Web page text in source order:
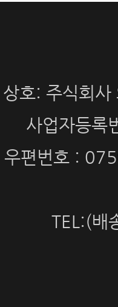
상호: 주식회
사업자등
우편번호 :
TEL:(